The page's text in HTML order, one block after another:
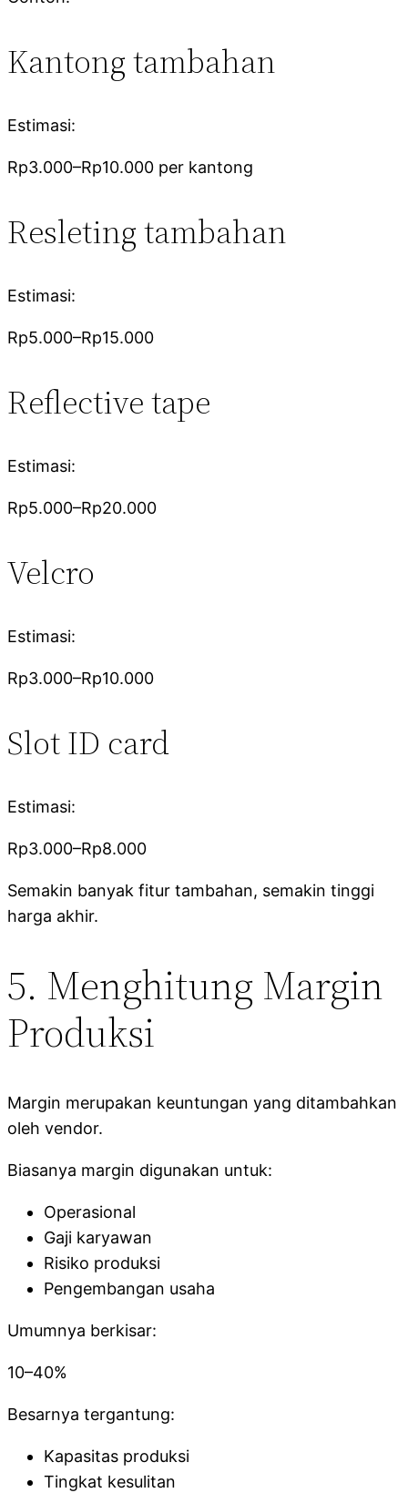
Kantong tambahan
Estimasi:
Rp3.000–Rp10.000 per kantong
Resleting tambahan
Estimasi:
Rp5.000–Rp15.000
Reflective tape
Estimasi:
Rp5.000–Rp20.000
Velcro
Estimasi:
Rp3.000–Rp10.000
Slot ID card
Estimasi:
Rp3.000–Rp8.000
Semakin banyak fitur tambahan, semakin tinggi
harga akhir.
5. Menghitung Margin
Produksi
Margin merupakan keuntungan yang ditambahkan
oleh vendor.
Biasanya margin digunakan untuk:
Operasional
Gaji karyawan
Risiko produksi
Pengembangan usaha
Umumnya berkisar:
10–40%
Besarnya tergantung:
Kapasitas produksi
Tingkat kesulitan